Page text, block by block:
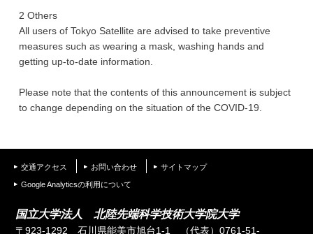
2 Others
All users of Tokyo Satellite are advised to take preventive
measures such as wearing a mask, washing hands and
getting up-to-date information.
Please note that the contents of this announcement is subject
to change depending on the situation of the COVID-19.
交通アクセス お問い合わせ サイトマップ
Google Analyticsの利用について
国立大学法人 北陸先端科学技術大学院大学
〒923-1292 石川県能美市旭台1-1 （代表）0761-51-